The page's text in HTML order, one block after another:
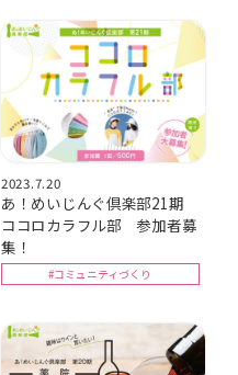
2023.7.20
あ！めいじんぐ倶楽部21期
ココロカラフル部 参加者募
集！
#コミュニティづくり